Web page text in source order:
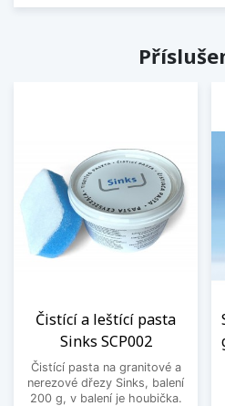
Čistící a leštící pasta
Sinks SCP002
Čistící pasta na granitové a
nerezové dřezy Sinks, balení
200 g, v balení je houbička.